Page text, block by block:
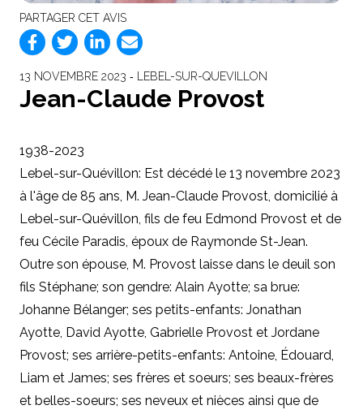
PARTAGER CET AVIS
13 NOVEMBRE 2023 ‐ LEBEL-SUR-QUEVILLON
Jean-Claude Provost
1938-2023
Lebel-sur-Quévillon: Est décédé le 13 novembre 2023
à l'âge de 85 ans, M. Jean-Claude Provost, domicilié à
Lebel-sur-Quévillon, fils de feu Edmond Provost et de
feu Cécile Paradis, époux de Raymonde St-Jean.
Outre son épouse, M. Provost laisse dans le deuil son
fils Stéphane; son gendre: Alain Ayotte; sa brue:
Johanne Bélanger; ses petits-enfants: Jonathan
Ayotte, David Ayotte, Gabrielle Provost et Jordane
Provost; ses arrière-petits-enfants: Antoine, Édouard,
Liam et James; ses frères et soeurs; ses beaux-frères
et belles-soeurs; ses neveux et nièces ainsi que de